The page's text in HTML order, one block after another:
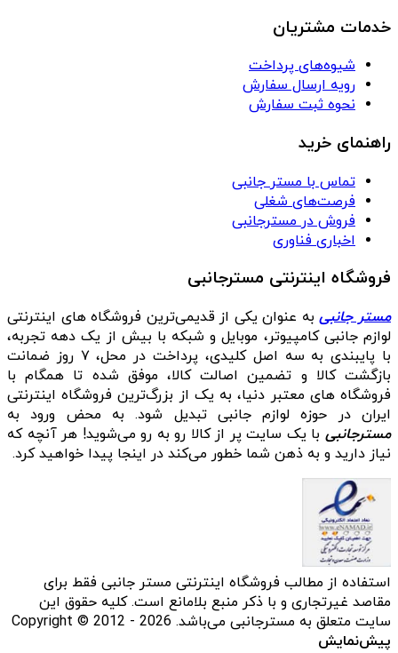
خدمات مشتریان
شیوه‌های پرداخت
رویه ارسال سفارش
نحوه ثبت سفارش
راهنمای خرید
تماس با مستر جانبی
فرصت‌های شغلی
فروش در مسترجانبی
اخباری فناوری
فروشگاه اینترنتی مسترجانبی
مستر جانبیبه عنوان یکی از قدیمی‌ترین فروشگاه های اینترنتی
لوازم جانبی کامپیوتر، موبایل و شبکه با بیش از یک دهه تجربه،
با پایبندی به سه اصل کلیدی، پرداخت در محل، ۷ روز ضمانت
بازگشت کالا و تضمین اصالت کالا، موفق شده تا همگام با
فروشگاه‌ های معتبر دنیا، به یک از بزرگ‌ترین فروشگاه اینترنتی
ایران در حوزه لوازم جانبی تبدیل شود. به محض ورود به
مسترجانبی با یک سایت پر از کالا رو به رو می‌شوید! هر آنچه که
نیاز دارید و به ذهن شما خطور می‌کند در اینجا پیدا خواهید کرد.
استفاده از مطالب فروشگاه اینترنتی مستر جانبی فقط برای
مقاصد غیرتجاری و با ذکر منبع بلامانع است. کلیه حقوق این
سایت متعلق به مسترجانبی می‌باشد. Copyright © 2012 - 2026
پیش‌نمایش